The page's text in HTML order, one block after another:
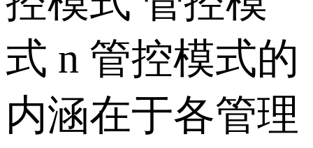
式 n 管控模式的
内涵在于各管理